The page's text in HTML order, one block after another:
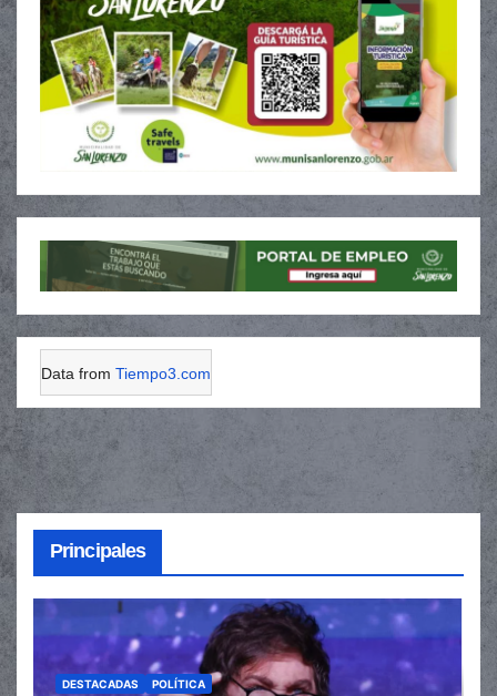
Data from Tiempo3.com
Principales
DESTACADAS POLÍTICA